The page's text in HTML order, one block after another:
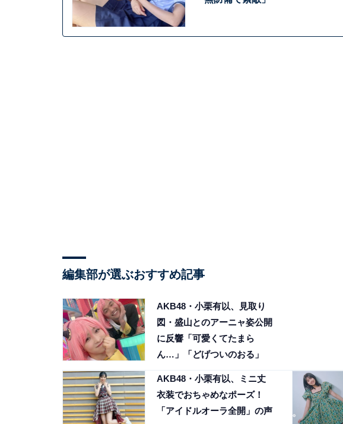
編集部が選ぶおすすめ記事
AKB48・小栗有以、見取り
図・盛山とのアーニャ姿公開
に反響「可愛くてたまら
ん…」「どげついのおる」
AKB48・小栗有以、ミニ丈
衣装でおちゃめなポーズ！
「アイドルオーラ全開」の声